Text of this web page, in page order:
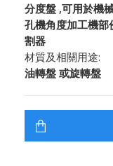
分度盤 ,可用於機
孔機角度加工機部
割器
材質及相關用途:
油轉盤 或旋轉盤